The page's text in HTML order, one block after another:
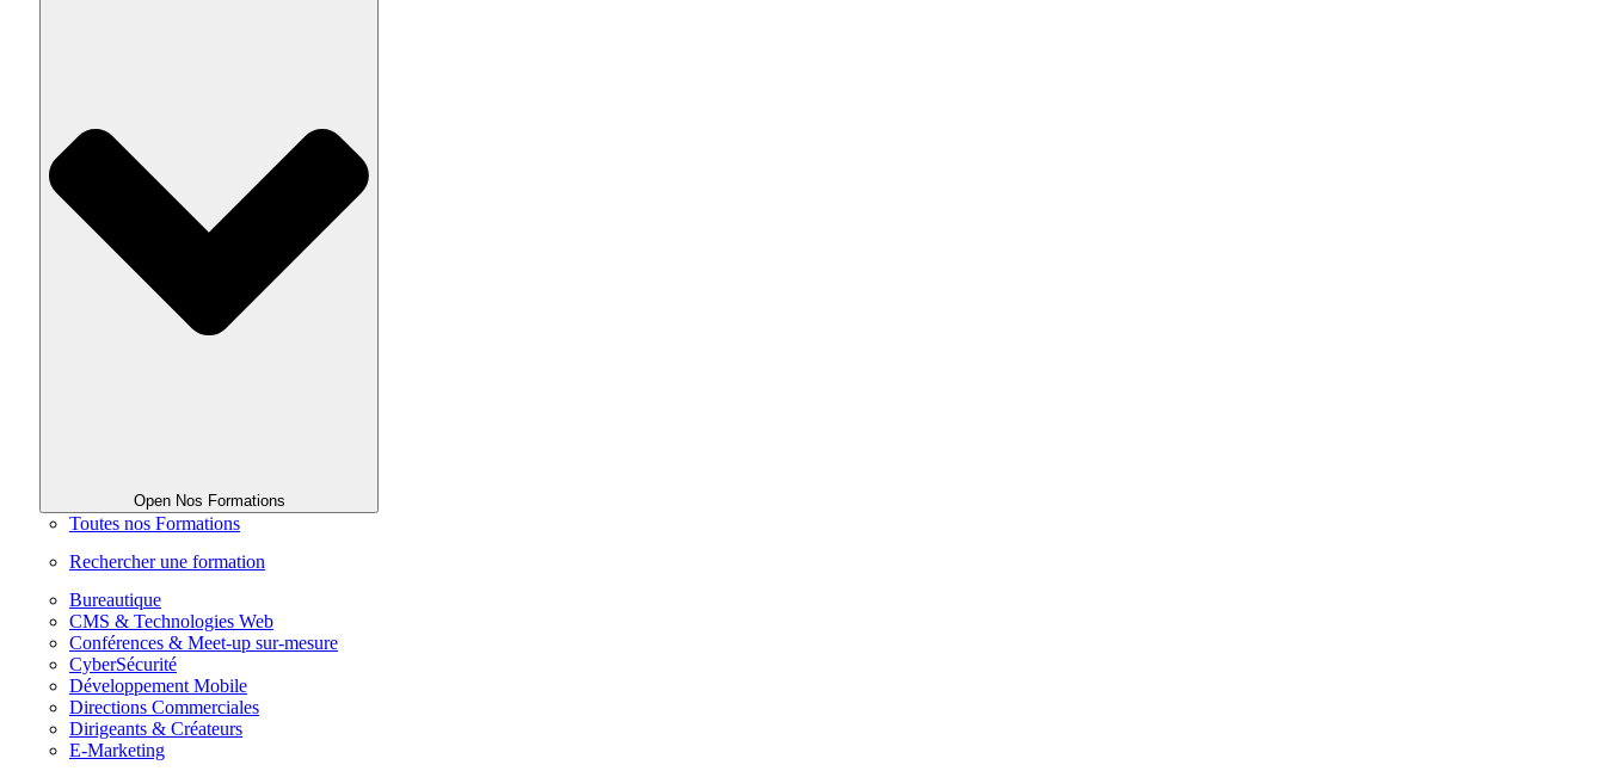
Open Nos Formations
Toutes nos Formations
Rechercher une formation
Bureautique
CMS & Technologies Web
Conférences & Meet-up sur-mesure
CyberSécurité
Développement Mobile
Directions Commerciales
Dirigeants & Créateurs
E-Marketing